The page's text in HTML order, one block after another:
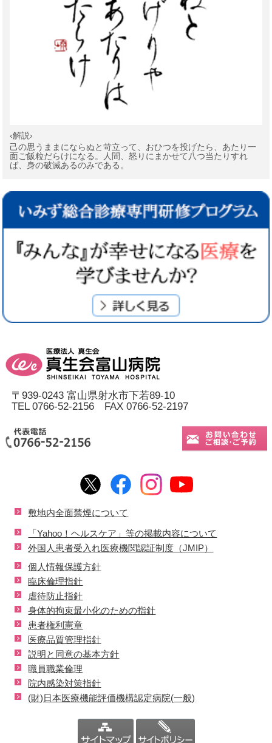
‹解説›
己の思うままにならぬと苛立って、おひつを投げたら、あたり一
面ご飯粒だらけになる。人間、怒りにまかせて八つ当たりすれ
ば、身の破滅あるのみである。
〒939-0243 富山県射水市下若89-10
TEL 0766-52-2156 FAX 0766-52-2197
敷地内全面禁煙について
「Yahoo！ヘルスケア」等の掲載内容について
外国人患者受入れ医療機関認証制度（JMIP）
個人情報保護方針
臨床倫理指針
虐待防止指針
身体的拘束最小化のための指針
患者権利憲章
医療品質管理指針
説明と同意の基本方針
職員職業倫理
院内感染対策指針
(財)日本医療機能評価機構認定病院(一般)